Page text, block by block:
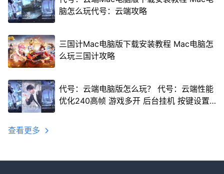
脑怎么玩代号：云端攻略
三国计Mac电脑版下载安装教程 Mac电脑怎
么玩三国计攻略
代号：云端电脑版怎么玩？ 代号：云端性能
优化240高帧 游戏多开 后台挂机 按键设置
查看更多